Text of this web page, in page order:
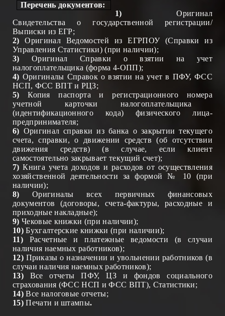
Перечень документов:
1)Оригинал
Свидетельства о государственной регистрации/
Выписки из ЕГР;
2)Оригинал Ведомостей из ЕГРПОУ (Справки из
Управления Статистики) (при наличии);
3)Оригинал Справки о взятии на учет
налогоплательщика (форма 4-ОПП);
4) Оригиналы Справок о взятии на учет в ПФУ, ФСС
НСП, ФСС ВПТи РЦЗ;
5)Копия паспорта и регистрационного номера
учетной карточки налогоплательщика
(идентификационного кода) физического лица-
предпринимателя;
6) Оригинал справки из банка о закрытии текущего
счета, справки, о движении средств (об отсутствии
движения средств) (в случае, если клиент
самостоятельно закрывает текущий счет);
7)Книга учета доходов и расходов от осуществления
хозяйственной деятельности за формой № 10 (при
наличии);
8) Оригиналы всех первичных финансовых
документов (договоры, счета-фактуры, расходные и
приходные накладные);
9) Чековые книжки (при наличии);
10)Бухгалтерские книжки (при наличии);
11) Расчетные и платежныеведомости (в случаи
наличия наемных работников);
12) Приказы о назначении и увольнении работников(в
случаи наличия наемных работников);
13) Все отчеты ПФУ, ЦЗ и фондов социального
страхования (ФСС НСП и ФСС ВПТ), Статистики;
14)Все налоговые отчеты;
15)Печати и штампы.